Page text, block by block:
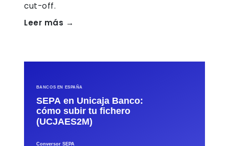
cut-off.
Leer más →